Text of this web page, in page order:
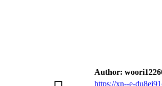
Author:
https://xn--e-